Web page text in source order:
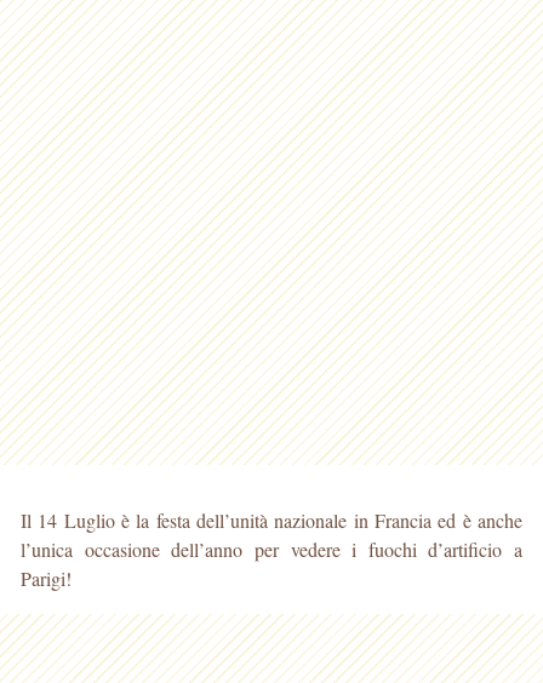
Il 14 Luglio è la festa dell’unità nazionale in Francia ed è anche
l’unica occasione dell’anno per vedere i fuochi d’artificio a
Parigi!